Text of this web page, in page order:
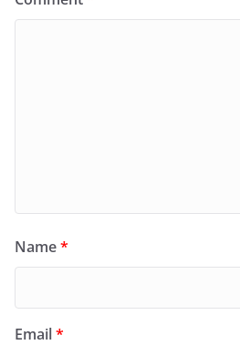
Name*
Email*